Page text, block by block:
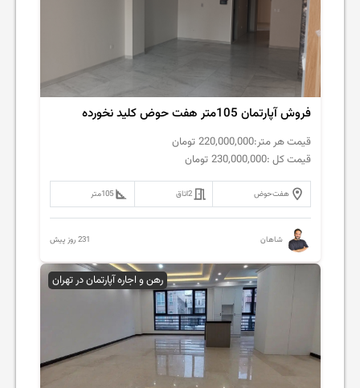
فروش آپارتمان 105متر هفت حوض کلید نخورده
قیمت هر متر:220,000,000 تومان
قیمت کل :230,000,000 تومان
هفت‌حوض 2اتاق 105متر
شاهان 231 روز پیش
رهن و اجاره آپارتمان در تهران